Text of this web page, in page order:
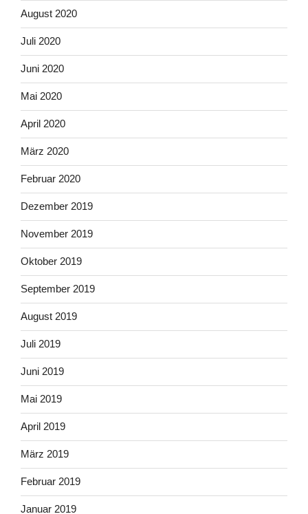
August 2020
Juli 2020
Juni 2020
Mai 2020
April 2020
März 2020
Februar 2020
Dezember 2019
November 2019
Oktober 2019
September 2019
August 2019
Juli 2019
Juni 2019
Mai 2019
April 2019
März 2019
Februar 2019
Januar 2019